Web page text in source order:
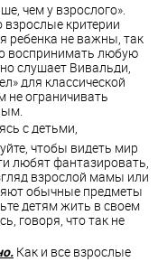
чем у взрослого».
критерии
ребенка не важны, так
воспринимать любую
слушает Вивальди,
для классической
не ограничивать
с детьми,
чтобы видеть мир
любят фантазировать,
взрослой мамы или
обычные предметы
детям жить в своем
говоря, что так не
Как и все взрослые